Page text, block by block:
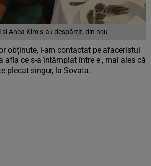
și Anca Kim s-au despărțit, din nou
obținute, l-am contactat pe afaceristul
afla ce s-a întâmplat între ei, mai ales că
plecat singur, la Sovata.